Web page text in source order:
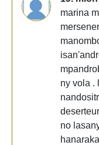
marina
ny vola .
no